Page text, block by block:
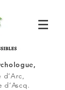
d’Arc,
d’Ascq.